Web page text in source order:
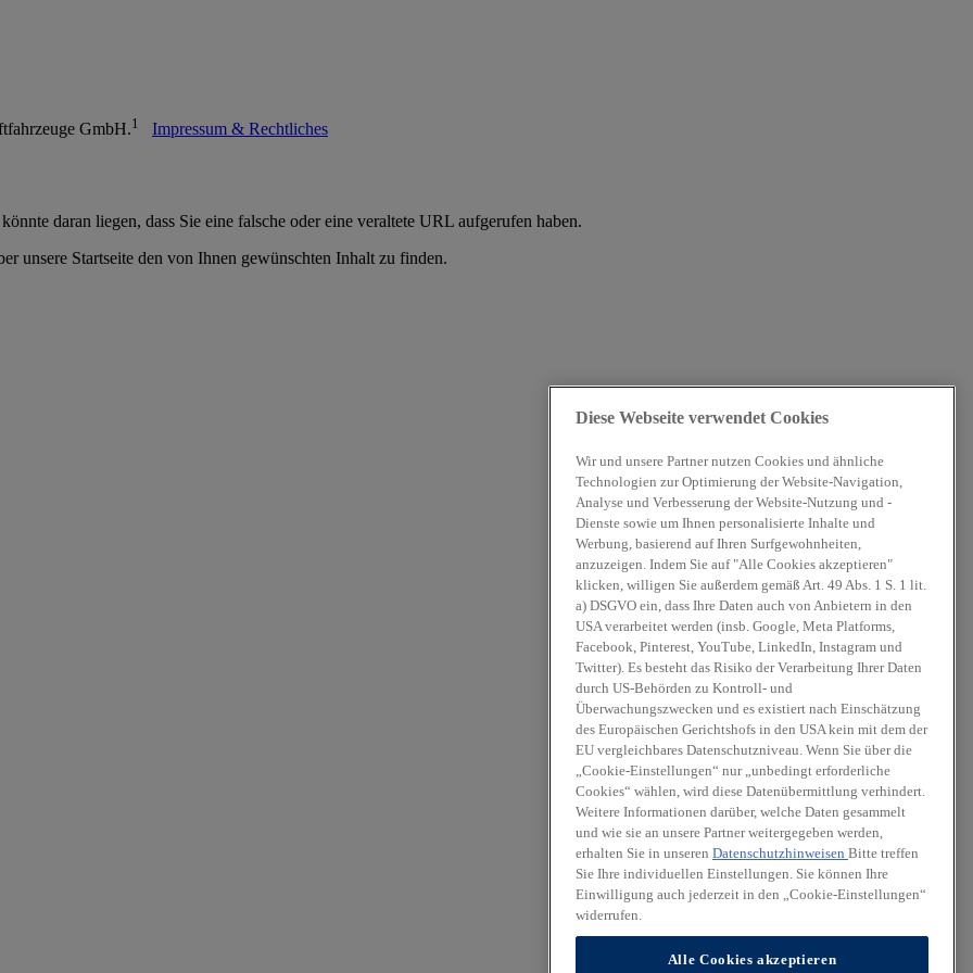
GmbH.1 Impressum & Rechtliches
daran liegen, dass Sie eine falsche oder eine veraltete URL aufgerufen haben.
unsere Startseite den von Ihnen gewünschten Inhalt zu finden.
Diese Webseite verwendet Cookies
Wir und unsere Partner nutzen Cookies und ähnliche
Technologien zur Optimierung der Website-Navigation,
Analyse und Verbesserung der Website-Nutzung und -
Dienste sowie um Ihnen personalisierte Inhalte und
Werbung, basierend auf Ihren Surfgewohnheiten,
anzuzeigen. Indem Sie auf "Alle Cookies akzeptieren"
klicken, willigen Sie außerdem gemäß Art. 49 Abs. 1 S. 1 lit.
a) DSGVO ein, dass Ihre Daten auch von Anbietern in den
USA verarbeitet werden (insb. Google, Meta Platforms,
Facebook, Pinterest, YouTube, LinkedIn, Instagram und
Twitter). Es besteht das Risiko der Verarbeitung Ihrer Daten
durch US-Behörden zu Kontroll- und
Überwachungszwecken und es existiert nach Einschätzung
des Europäischen Gerichtshofs in den USA kein mit dem der
EU vergleichbares Datenschutzniveau. Wenn Sie über die
„Cookie-Einstellungen“ nur „unbedingt erforderliche
Cookies“ wählen, wird diese Datenübermittlung verhindert.
Weitere Informationen darüber, welche Daten gesammelt
und wie sie an unsere Partner weitergegeben werden,
erhalten Sie in unseren Datenschutzhinweisen Bitte treffen
Sie Ihre individuellen Einstellungen. Sie können Ihre
Einwilligung auch jederzeit in den „Cookie-Einstellungen“
widerrufen.
Alle Cookies akzeptieren